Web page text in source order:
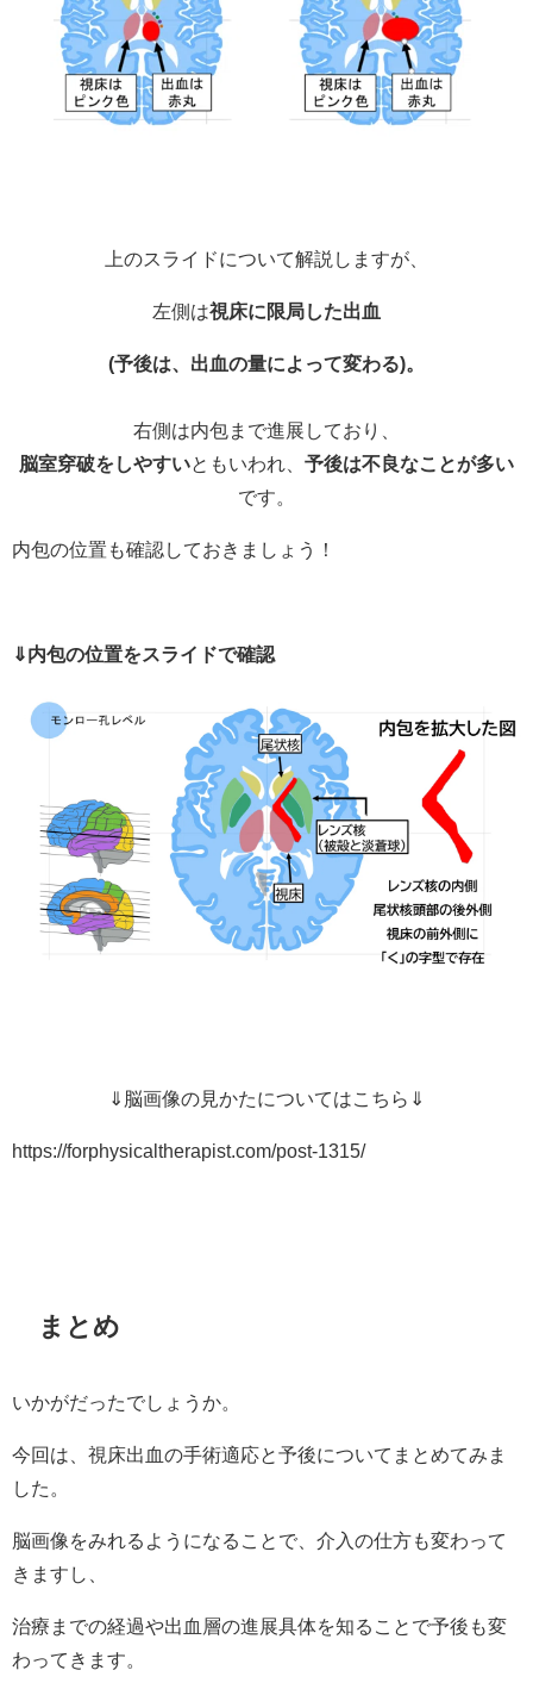
上のスライドについて解説しますが、
左側は視床に限局した出血
(予後は、出血の量によって変わる)。
右側は内包まで進展しており、
脳室穿破をしやすいともいわれ、 予後は不良なことが多い
です。
内包の位置も確認しておきましょう！
⇓内包の位置をスライドで確認
⇓脳画像の見かたについてはこちら⇓
https://forphysicaltherapist.com/post-1315/
まとめ
いかがだったでしょうか。
今回は、視床出血の手術適応と予後についてまとめてみま
した。
脳画像をみれるようになることで、介入の仕方も変わって
きますし、
治療までの経過や出血層の進展具体を知ることで予後も変
わってきます。